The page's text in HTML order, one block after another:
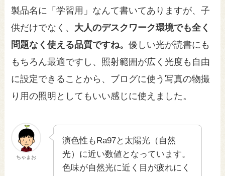
製品名に「学習用」なんて書いてありますが、子
供だけでなく、 大人のデスクワーク環境でも全く
問題なく使える品質ですね。優しい光が読書にも
もちろん最適ですし、照射範囲が広く光度も自由
に設定できることから、ブログに使う写真の物撮
り用の照明としてもいい感じに使えました。
ちゃまお
演色性もRa97と太陽光（自然
光）に近い数値となっています。
色味が自然光に近く目が疲れにく